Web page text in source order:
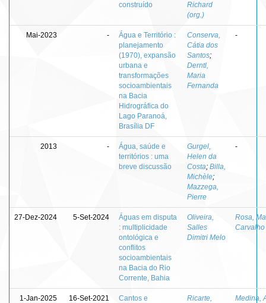
construído
Richard
(org.)
Mai-2023 -
Água e Território :
planejamento
(1970), expansão
urbana e
transformações
socioambientais
na Bacia
Hidrográfica do
Lago Paranoá,
Brasília DF
Conserva,
Cátia dos
Santos;
Derntl,
Maria
Fernanda
-
2013 -
Água, saúde e
territórios : uma
breve discussão
Gurgel,
Helen da
Costa; Billa,
Michèle;
Mazzega,
Pierre
-
27-Dez-2024 5-Set-2024
Águas em disputa
: multiplicidade
ontológica e
conflitos
socioambientais
na Bacia do Rio
Corrente, Bahia
Oliveira,
Salles
Dimitri Melo
Rosa,
Carvalho
1-Jan-2025 16-Set-2021
Cantos e
Ricarte,
Medina,